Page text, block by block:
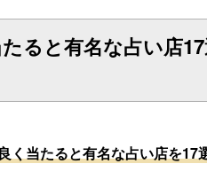
ると有名な占い店
く当たると有名な占い店を17